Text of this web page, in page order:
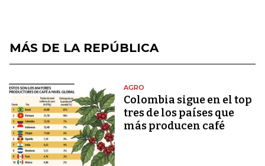
MÁS DE LA REPÚBLICA
AGRO
Colombia sigue en el top
tres de los países que
más producen café